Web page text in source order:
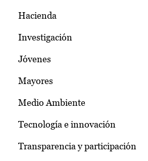
Hacienda
Investigación
Jóvenes
Mayores
Medio Ambiente
Tecnología e innovación
Transparencia y participación